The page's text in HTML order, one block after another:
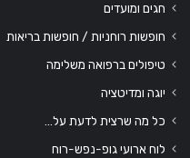
חגים ומועדים
חופשות רוחניות / חופשות בריאות
טיפולים ברפואה משלימה
יוגה ומדיטציה
כל מה שרצית לדעת על…
לוח ארועי גופ-נפש-רוח